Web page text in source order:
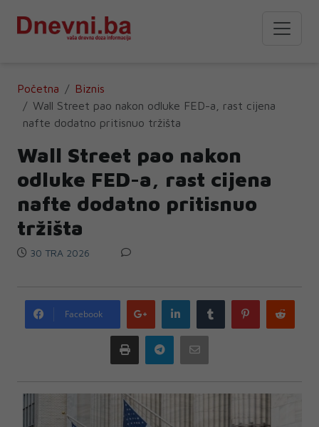
Početna
Biznis
Wall Street pao nakon odluke FED-a, rast cijena
nafte dodatno pritisnuo tržišta
Wall Street pao nakon
odluke FED-a, rast cijena
nafte dodatno pritisnuo
tržišta
30 TRA 2026
Facebook
Google
plus
LinkedIn Tumblr Pinterest
Print Telegram